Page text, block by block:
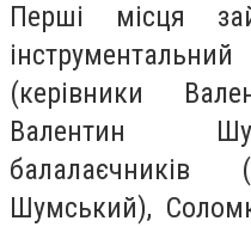
Перші місця
(керівники
Валентин
балалаєчників
Шумський),